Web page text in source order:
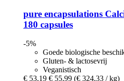
pure encapsulations
180 capsules
-5%
Goede biologische
Gluten- & lactosevrij
Veganistisch
€ 53,19 € 55,99 (€ 324,33 / kg)